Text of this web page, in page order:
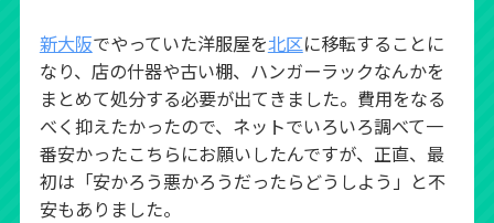
新大阪でやっていた洋服屋を北区に移転することに
なり、店の什器や古い棚、ハンガーラックなんかを
まとめて処分する必要が出てきました。費用をなる
べく抑えたかったので、ネットでいろいろ調べて一
番安かったこちらにお願いしたんですが、正直、最
初は「安かろう悪かろうだったらどうしよう」と不
安もありました。